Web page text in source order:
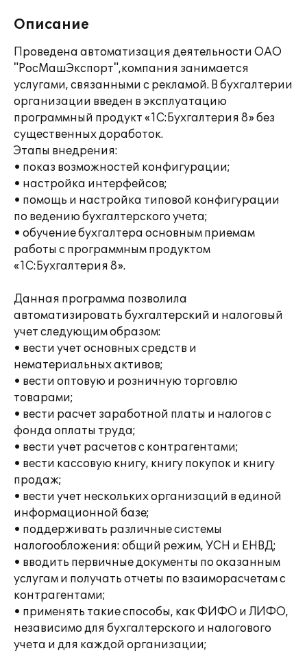
Описание
Проведена автоматизация деятельности ОАО
"РосМашЭкспорт",компания занимается
услугами, связанными с рекламой. В бухгалтерии
организации введен в эксплуатацию
программный продукт «1C:Бухгалтерия 8» без
существенных доработок.
Этапы внедрения:
• показ возможностей конфигурации;
• настройка интерфейсов;
• помощь и настройка типовой конфигурации
по ведению бухгалтерского учета;
• обучение бухгалтера основным приемам
работы с программным продуктом
«1С:Бухгалтерия 8».
Данная программа позволила
автоматизировать бухгалтерский и налоговый
учет следующим образом:
• вести учет основных средств и
нематериальных активов;
• вести оптовую и розничную торговлю
товарами;
• вести расчет заработной платы и налогов с
фонда оплаты труда;
• вести учет расчетов с контрагентами;
• вести кассовую книгу, книгу покупок и книгу
продаж;
• вести учет нескольких организаций в единой
информационной базе;
• поддерживать различные системы
налогообложения: общий режим, УСН и ЕНВД;
• вводить первичные документы по оказанным
услугам и получать отчеты по взаиморасчетам с
контрагентами;
• применять такие способы, как ФИФО и ЛИФО,
независимо для бухгалтерского и налогового
учета и для каждой организации;